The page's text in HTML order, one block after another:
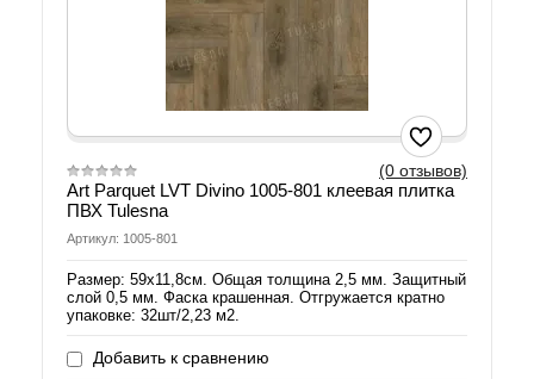
(0 отзывов)
Art Parquet LVT Divino 1005-801 клеевая плитка
ПВХ Tulesna
Артикул: 1005-801
Размер: 59х11,8см. Общая толщина 2,5 мм. Защитный
слой 0,5 мм. Фаска крашенная. Отгружается кратно
упаковке: 32шт/2,23 м2.
Добавить к сравнению